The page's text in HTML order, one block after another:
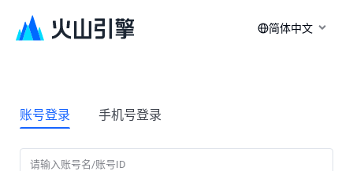
简体中文
账号登录 手机号登录